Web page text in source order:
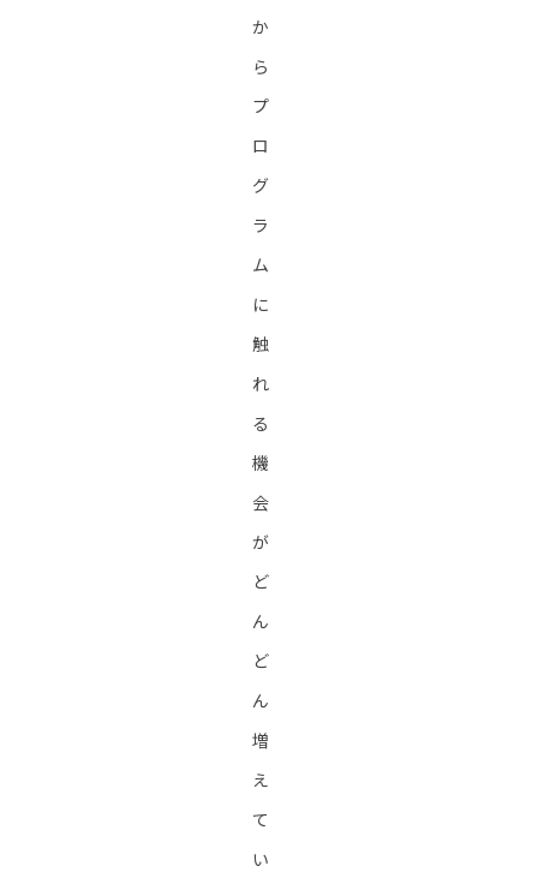
か
ら
プ
ロ
グ
ラ
ム
に
触
れ
る
機
会
が
ど
ん
ど
ん
増
え
て
い